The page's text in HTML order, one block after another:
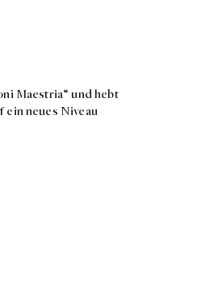
Maestria“ und hebt
ein neues Niveau